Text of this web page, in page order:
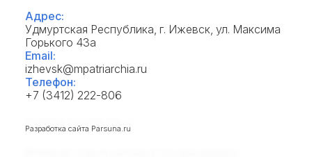
Адрес:
Удмуртская Республика, г. Ижевск, ул. Максима
Горького 43а
Email:
izhevsk@mpatriarchia.ru
Телефон:
+7 (3412) 222-806
Разработка сайта Parsuna.ru